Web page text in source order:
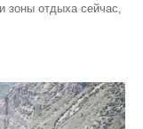
зоны отдыха сейчас,